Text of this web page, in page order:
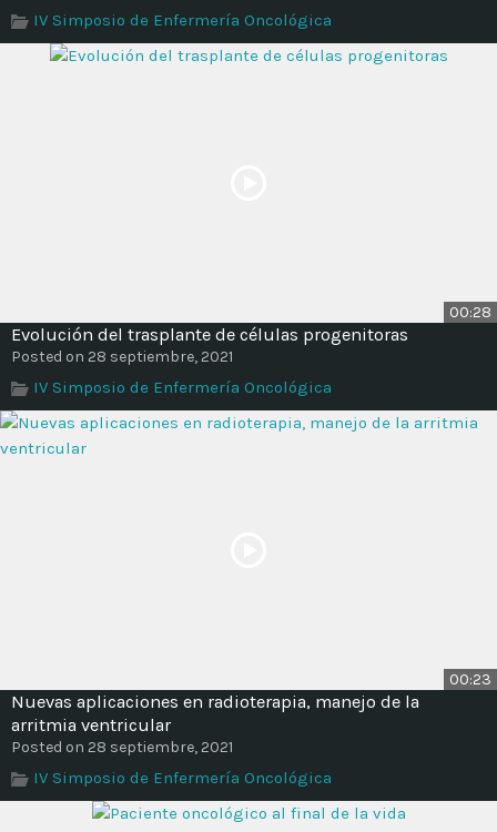
IV Simposio de Enfermería Oncológica
00:28
Evolución del trasplante de células progenitoras
Posted on 28 septiembre, 2021
IV Simposio de Enfermería Oncológica
00:23
Nuevas aplicaciones en radioterapia, manejo de la
arritmia ventricular
Posted on 28 septiembre, 2021
IV Simposio de Enfermería Oncológica